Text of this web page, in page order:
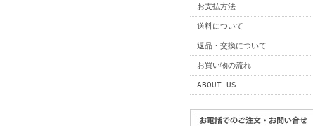
お支払方法
送料について
返品・交換について
お買い物の流れ
ABOUT US